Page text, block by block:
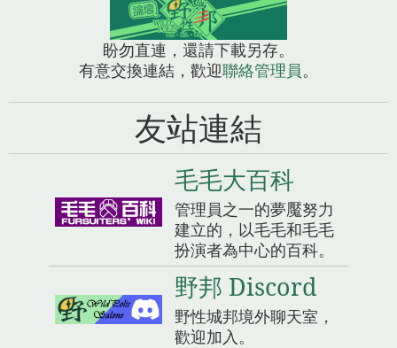
盼勿直連，還請下載另存。
有意交換連結，歡迎聯絡管理員。
友站連結
毛毛大百科
管理員之一的夢魘努力
建立的，以毛毛和毛毛
扮演者為中心的百科。
野邦 Discord
野性城邦境外聊天室，
歡迎加入。